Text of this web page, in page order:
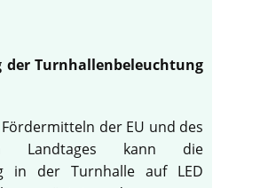
der Turnhallenbeleuchtung
der EU und des
Landtages kann die
in der Turnhalle auf LED